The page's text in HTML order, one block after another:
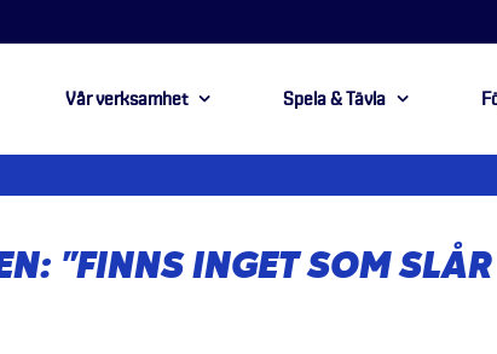
Vår verksamhet Spela & Tävla
”FINNS INGET SOM